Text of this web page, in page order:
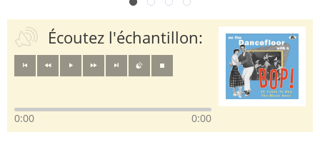
Écoutez l'échantillon:
0:00 0:00